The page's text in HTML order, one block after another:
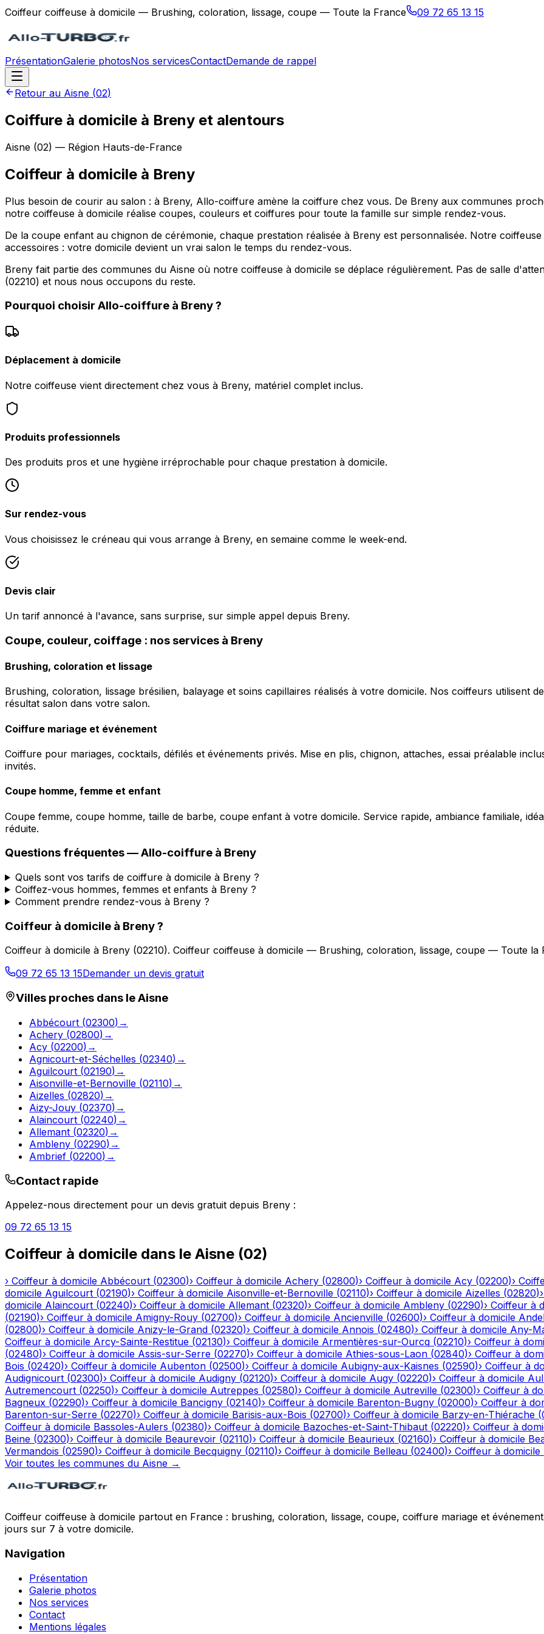
Coiffeur coiffeuse à domicile — Brushing, coloration, lissage, coupe — Toute la France 09 72 65 13 15
PrésentationGalerie photosNos servicesContactDemande de rappel
Retour au Aisne (02)
Coiffure à domicile à Breny et alentours
Aisne (02) — Région Hauts-de-France
Coiffeur à domicile à Breny
Plus besoin de courir au salon : à Breny, Allo-coiffure amène la coiffure chez vous. De Breny aux communes
notre coiffeuse à domicile réalise coupes, couleurs et coiffures pour toute la famille sur simple rendez-vous.
De la coupe enfant au chignon de cérémonie, chaque prestation réalisée à Breny est personnalisée. Notre
accessoires : votre domicile devient un vrai salon le temps du rendez-vous.
Breny fait partie des communes du Aisne où notre coiffeuse à domicile se déplace régulièrement. Pas de salle
(02210) et nous nous occupons du reste.
Pourquoi choisir Allo-coiffure à Breny?
Déplacement à domicile
Notre coiffeuse vient directement chez vous à Breny, matériel complet inclus.
Produits professionnels
Des produits pros et une hygiène irréprochable pour chaque prestation à domicile.
Sur rendez-vous
Vous choisissez le créneau qui vous arrange à Breny, en semaine comme le week-end.
Devis clair
Un tarif annoncé à l'avance, sans surprise, sur simple appel depuis Breny.
Coupe, couleur, coiffage : nos services à Breny
Brushing, coloration et lissage
Brushing, coloration, lissage brésilien, balayage et soins capillaires réalisés à votre domicile. Nos coiffeurs utilisent
résultat salon dans votre salon.
Coiffure mariage et événement
Coiffure pour mariages, cocktails, défilés et événements privés. Mise en plis, chignon, attaches, essai préalable
invités.
Coupe homme, femme et enfant
Coupe femme, coupe homme, taille de barbe, coupe enfant à votre domicile. Service rapide, ambiance familiale,
réduite.
Questions fréquentes —Allo-coiffure à Breny
Quels sont vos tarifs de coiffure à domicile à Breny ?
Coiffez-vous hommes, femmes et enfants à Breny ?
Comment prendre rendez-vous à Breny ?
Coiffeur à domicile à Breny?
Coiffeur à domicile à Breny (02210). Coiffeur coiffeuse à domicile — Brushing, coloration, lissage, coupe — Toute la
09 72 65 13 15Demander un devis gratuit
Villes proches dans leAisne
Abbécourt (02300) →
Achery (02800) →
Acy (02200) →
Agnicourt-et-Séchelles (02340) →
Aguilcourt (02190) →
Aisonville-et-Bernoville (02110) →
Aizelles (02820) →
Aizy-Jouy (02370) →
Alaincourt (02240) →
Allemant (02320) →
Ambleny (02290) →
Ambrief (02200) →
Contact rapide
Appelez-nous directement pour un devis gratuit depuis Breny :
09 72 65 13 15
Coiffeur à domicile dans le Aisne (02)
› Coiffeur à domicile Abbécourt (02300)› Coiffeur à domicile Achery (02800)› Coiffeur à domicile Acy (02200)›
domicile Aguilcourt (02190)› Coiffeur à domicile Aisonville-et-Bernoville (02110)› Coiffeur à domicile Aizelles (02820)›
domicile Alaincourt (02240)› Coiffeur à domicile Allemant (02320)› Coiffeur à domicile Ambleny (02290)› Coiffeur à
(02190)› Coiffeur à domicile Amigny-Rouy (02700)› Coiffeur à domicile Ancienville (02600)› Coiffeur à domicile
(02800)› Coiffeur à domicile Anizy-le-Grand (02320)› Coiffeur à domicile Annois (02480)› Coiffeur à domicile Any-
Coiffeur à domicile Arcy-Sainte-Restitue (02130)› Coiffeur à domicile Armentières-sur-Ourcq (02210)› Coiffeur à
(02480)› Coiffeur à domicile Assis-sur-Serre (02270)› Coiffeur à domicile Athies-sous-Laon (02840)› Coiffeur à
Bois (02420)› Coiffeur à domicile Aubenton (02500)› Coiffeur à domicile Aubigny-aux-Kaisnes (02590)› Coiffeur à
Audignicourt (02300)› Coiffeur à domicile Audigny (02120)› Coiffeur à domicile Augy (02220)› Coiffeur à domicile
Autremencourt (02250)› Coiffeur à domicile Autreppes (02580)› Coiffeur à domicile Autreville (02300)› Coiffeur à
Bagneux (02290)› Coiffeur à domicile Bancigny (02140)› Coiffeur à domicile Barenton-Bugny (02000)› Coiffeur à
Barenton-sur-Serre (02270)› Coiffeur à domicile Barisis-aux-Bois (02700)› Coiffeur à domicile Barzy-en-Thiérache (
Coiffeur à domicile Bassoles-Aulers (02380)› Coiffeur à domicile Bazoches-et-Saint-Thibaut (02220)› Coiffeur à
Beine (02300)› Coiffeur à domicile Beaurevoir (02110)› Coiffeur à domicile Beaurieux (02160)› Coiffeur à domicile
Vermandois (02590)› Coiffeur à domicile Becquigny (02110)› Coiffeur à domicile Belleau (02400)› Coiffeur à domicile
Voir toutes les communes du Aisne →
Coiffeur coiffeuse à domicile partout en France : brushing, coloration, lissage, coupe, coiffure mariage et
jours sur 7 à votre domicile.
Navigation
Présentation
Galerie photos
Nos services
Contact
Mentions légales